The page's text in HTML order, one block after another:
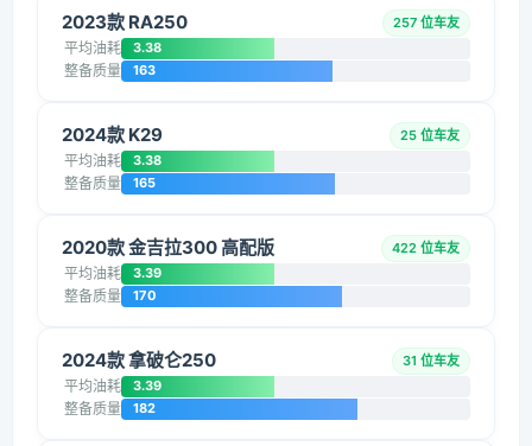
2023款 RA250 257 位车友
平均油耗 3.38
整备质量 163
2024款 K29 25 位车友
平均油耗 3.38
整备质量 165
2020款 金吉拉300 高配版 422 位车友
平均油耗 3.39
整备质量 170
2024款 拿破仑250 31 位车友
平均油耗 3.39
整备质量 182